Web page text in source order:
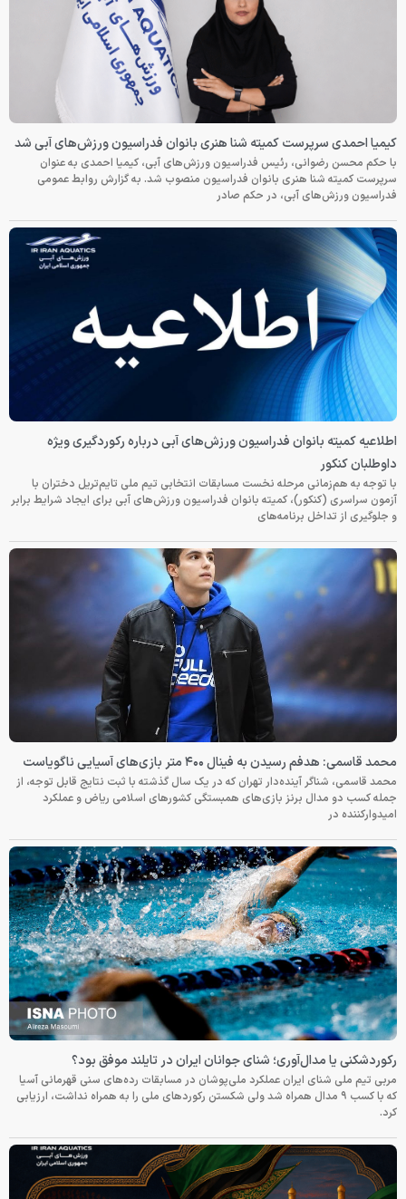
کیمیا احمدی سرپرست کمیته شنا هنری بانوان فدراسیون ورزش‌های آبی شد
با حکم محسن رضوانی، رئیس فدراسیون ورزش‌های آبی، کیمیا احمدی به عنوان
سرپرست کمیته شنا هنری بانوان فدراسیون منصوب شد. به گزارش روابط عمومی
فدراسیون ورزش‌های آبی، در حکم صادر
اطلاعیه کمیته بانوان فدراسیون ورزش‌های آبی درباره رکوردگیری ویژه
داوطلبان کنکور
با توجه به هم‌زمانی مرحله نخست مسابقات انتخابی تیم ملی تایم‌تریل دختران با
آزمون سراسری (کنکور)، کمیته بانوان فدراسیون ورزش‌های آبی برای ایجاد شرایط برابر
و جلوگیری از تداخل برنامه‌های
محمد قاسمی: هدفم رسیدن به فینال ۴۰۰ متر بازی‌های آسیایی ناگویاست
محمد قاسمی، شناگر آینده‌دار تهران که در یک سال گذشته با ثبت نتایج قابل توجه، از
جمله کسب دو مدال برنز بازی‌های همبستگی کشورهای اسلامی ریاض و عملکرد
امیدوارکننده در
رکوردشکنی یا مدال‌آوری؛ شنای جوانان ایران در تایلند موفق بود؟
مربی تیم ملی شنای ایران عملکرد ملی‌پوشان در مسابقات رده‌های سنی قهرمانی آسیا
که با کسب ۹ مدال همراه شد ولی شکستن رکوردهای ملی را به همراه نداشت، ارزیابی
کرد.